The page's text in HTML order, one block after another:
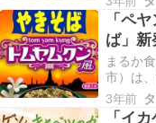
と、第
พะแนง
「ペ
ば」新
的な
まるか
市）は
イ料理
を再現
3年前
「イ